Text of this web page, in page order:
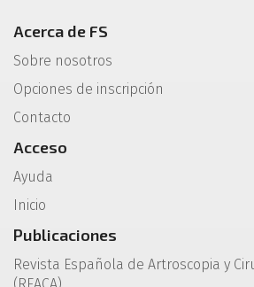
Acerca de FS
Sobre nosotros
Opciones de inscripción
Contacto
Acceso
Ayuda
Inicio
Publicaciones
Revista Española de Artroscopia y
(REACA)